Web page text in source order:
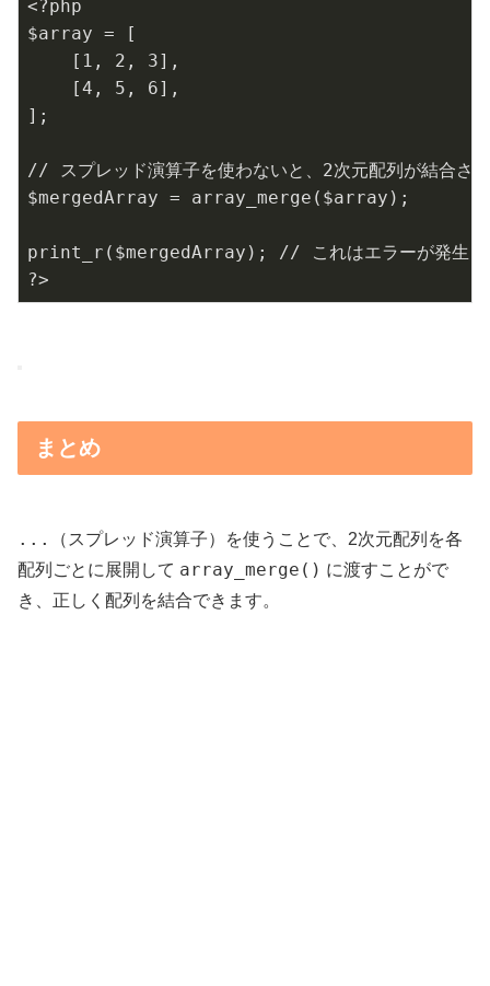
<?php
$array =
[
[ 1 , 2 , 3] ,
[4 , 5 , 6] ,
] ;
// スプレッド演算子を使わないと、2次元配列が結合さ
$mergedArray = array_merge ( $array ) ;
print_r ( $mergedArray ) ;
// これはエラーが発生し
?>
まとめ
...
（スプレッド演算子）を使うことで、2次元配列を各
配列ごとに展開して array_merge() に渡すことがで
き、正しく配列を結合できます。